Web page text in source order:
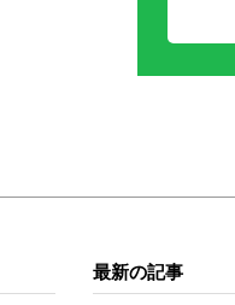
最新の記事